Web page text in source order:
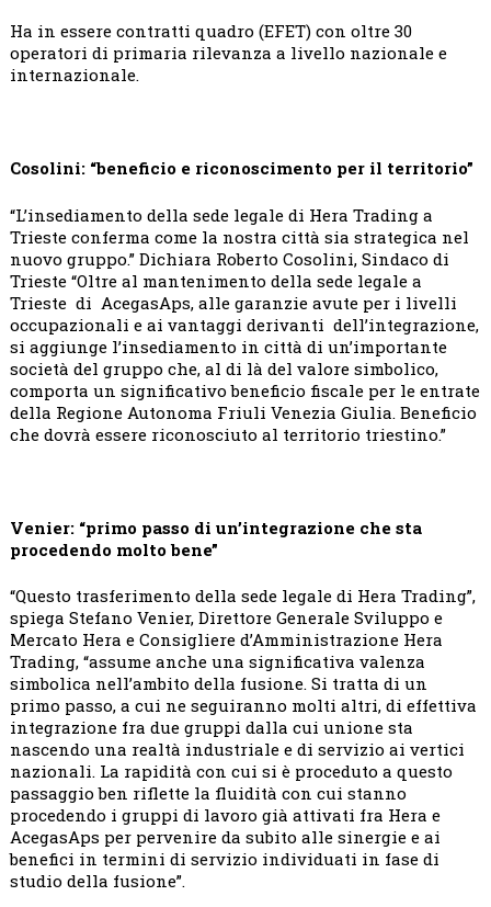
Ha in essere contratti quadro (EFET) con oltre 30
operatori di primaria rilevanza a livello nazionale e
internazionale.
Cosolini: “beneficio e riconoscimento per il territorio”
“L’insediamento della sede legale di Hera Trading a
Trieste conferma come la nostra città sia strategica nel
nuovo gruppo.” Dichiara Roberto Cosolini, Sindaco di
Trieste “Oltre al mantenimento della sede legale a
Trieste di AcegasAps, alle garanzie avute per i livelli
occupazionali e ai vantaggi derivanti dell’integrazione,
si aggiunge l’insediamento in città di un’importante
società del gruppo che, al di là del valore simbolico,
comporta un significativo beneficio fiscale per le entrate
della Regione Autonoma Friuli Venezia Giulia. Beneficio
che dovrà essere riconosciuto al territorio triestino.”
Venier: “primo passo di un’integrazione che sta
procedendo molto bene”
“Questo trasferimento della sede legale di Hera Trading”,
spiega Stefano Venier, Direttore Generale Sviluppo e
Mercato Hera e Consigliere d’Amministrazione Hera
Trading, “assume anche una significativa valenza
simbolica nell’ambito della fusione. Si tratta di un
primo passo, a cui ne seguiranno molti altri, di effettiva
integrazione fra due gruppi dalla cui unione sta
nascendo una realtà industriale e di servizio ai vertici
nazionali. La rapidità con cui si è proceduto a questo
passaggio ben riflette la fluidità con cui stanno
procedendo i gruppi di lavoro già attivati fra Hera e
AcegasAps per pervenire da subito alle sinergie e ai
benefici in termini di servizio individuati in fase di
studio della fusione”.